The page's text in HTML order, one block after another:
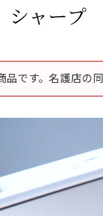
ャープ
品です。名護店の